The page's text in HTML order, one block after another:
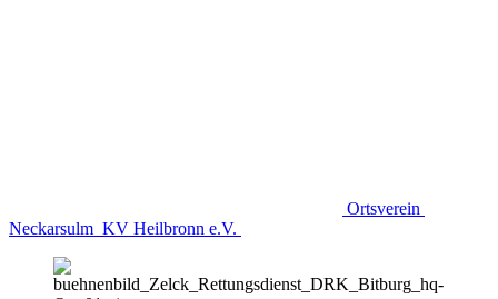
Ortsverein
Neckarsulm KV Heilbronn e.V.